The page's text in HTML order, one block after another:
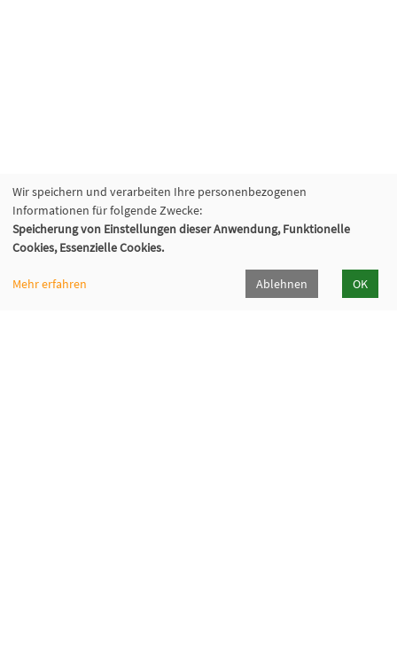
Wir speichern und verarbeiten Ihre personenbezogenen
Informationen für folgende Zwecke:
Speicherung von Einstellungen dieser Anwendung, Funktionelle
Cookies, Essenzielle Cookies.
Mehr erfahren Ablehnen OK